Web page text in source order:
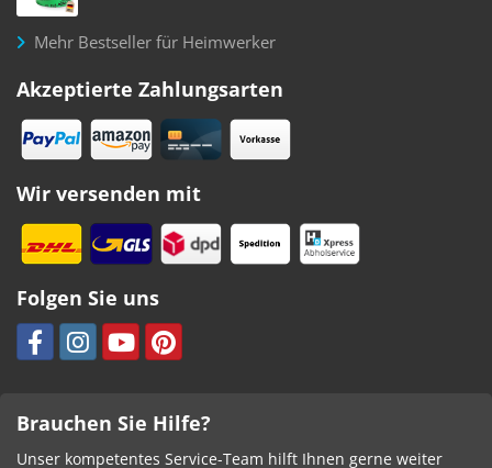
Mehr Bestseller für Heimwerker
Akzeptierte Zahlungsarten
Wir versenden mit
Folgen Sie uns
Brauchen Sie Hilfe?
Unser kompetentes Service-Team hilft Ihnen gerne weiter